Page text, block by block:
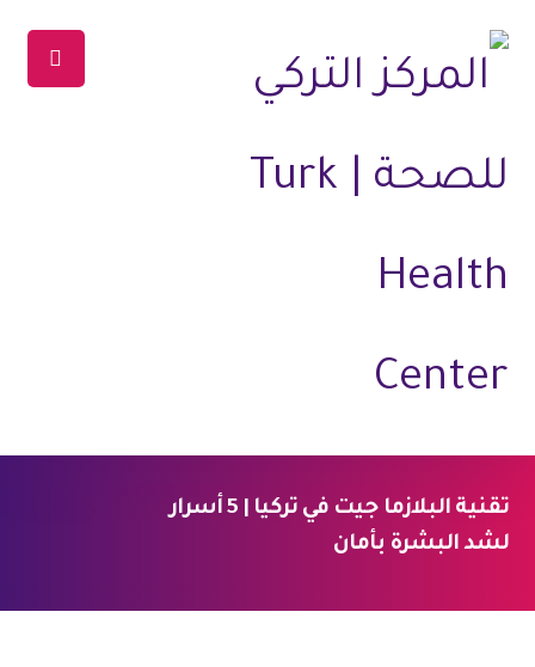
الرئيسية المدونة التجميل الغير جراحي
تقنية البلازما جيت في تركيا | 5 أسرار
لشد البشرة بأمان